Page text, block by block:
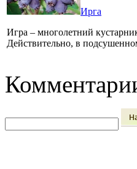
Ирга
Игра – многолетний
Действительно, в